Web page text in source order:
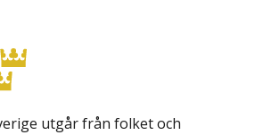
utgår från folket och